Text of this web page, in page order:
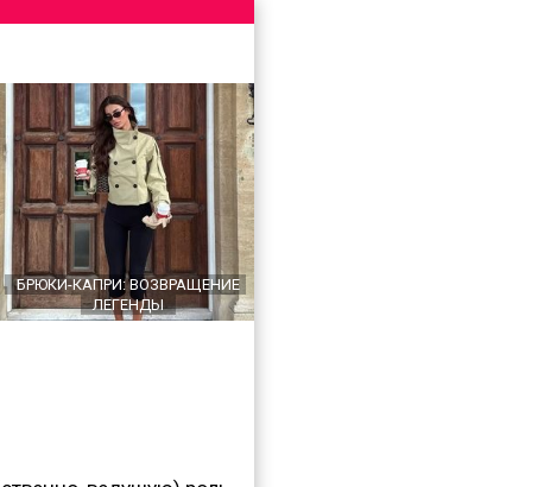
БРЮКИ-КАПРИ: ВОЗВРАЩЕНИЕ
ЛЕГЕНДЫ